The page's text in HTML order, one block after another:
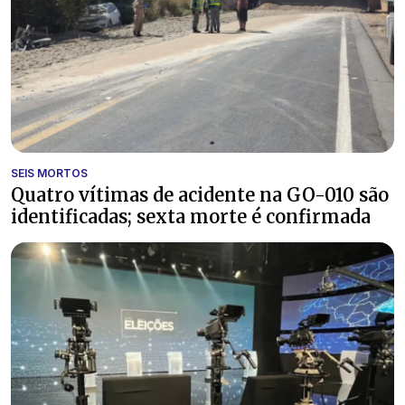
SEIS MORTOS
Quatro vítimas de acidente na GO-010 são
identificadas; sexta morte é confirmada